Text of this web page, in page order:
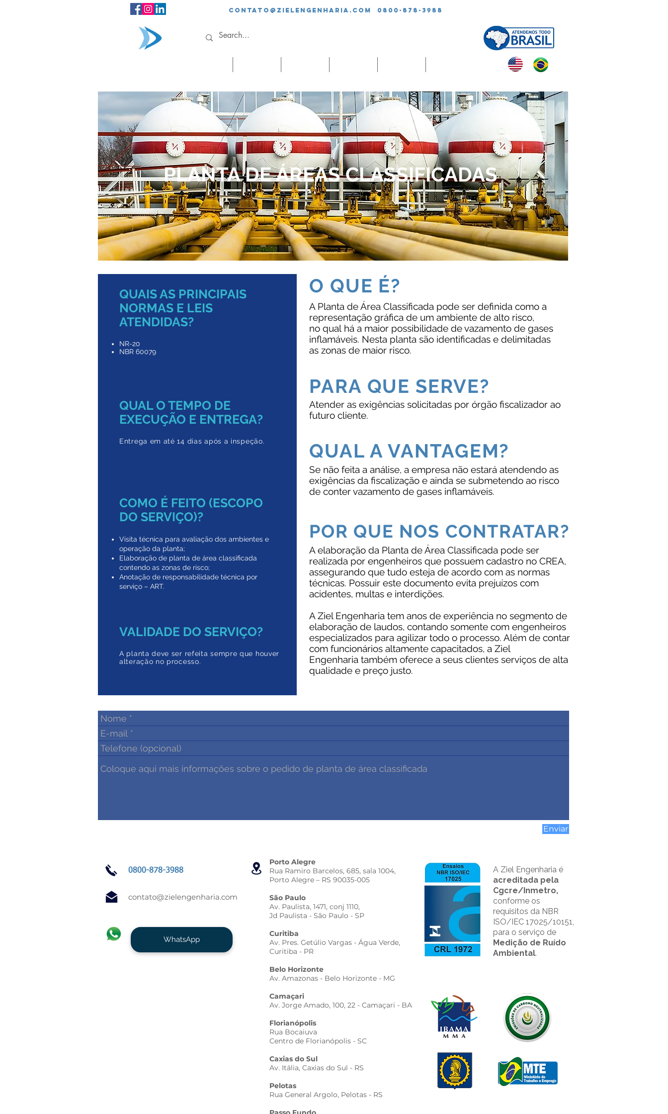
contato@zielengenharia.com 0800-878-3988
PLANTA DE ÁREAS CLASSIFICADAS
QUAIS AS PRINCIPAIS
NORMAS E LEIS
ATENDIDAS?
NR-20
NBR 60079
QUAL O TEMPO DE
EXECUÇÃO E ENTREGA?
Entrega em até 14 dias após a inspeção.
COMO É FEITO (ESCOPO
DO SERVIÇO)?
Visita técnica para avaliação dos ambientes e
operação da planta;
Elaboração de planta de área classificada
contendo as zonas de risco;
Anotação de responsabilidade técnica por
serviço – ART.
VALIDADE DO SERVIÇO?
A planta deve ser refeita sempre que houver
alteração no processo.
O QUE É?
A Planta de Área Classificada pode ser definida como a
representação gráfica de um ambiente de alto risco,
no qual há a maior possibilidade de vazamento de gases
inflamáveis. Nesta planta são identificadas e delimitadas
as zonas de maior risco.
PARA QUE SERVE?
QUAL A VANTAGEM?
Atender as exigências solicitadas por órgão fiscalizador ao
futuro cliente.
Se não feita a análise, a empresa não estará atendendo as
exigências da fiscalização e ainda se submetendo ao risco
de conter vazamento de gases inflamáveis.
POR QUE NOS CONTRATAR?
A elaboração da Planta de Área Classificada pode ser
realizada por engenheiros que possuem cadastro no CREA,
assegurando que tudo esteja de acordo com as normas
técnicas. Possuir este documento evita prejuízos com
acidentes, multas e interdições.
A Ziel Engenharia tem anos de experiência no segmento de
elaboração de laudos, contando somente com engenheiros
especializados para agilizar todo o processo. Além de contar
com funcionários altamente capacitados, a Ziel
Engenharia também oferece a seus clientes serviços de alta
qualidade e preço justo.
Enviar
0800-878-3988
contato@zielengenharia.com
WhatsApp
A Ziel Engenharia é
acreditada pela
Cgcre/Inmetro,
conforme os
requisitos da NBR
ISO/IEC 17025/10151,
para o serviço de
Medição de Ruído
Ambiental.
Porto Alegre
Rua Ramiro Barcelos, 685, sala 1004,
Porto Alegre – RS 90035-005
São Paulo
Av. Paulista, 1471, conj 1110,
Jd Paulista - São Paulo - SP
Curitiba
Av. Pres. Getúlio Vargas - Água Verde,
Curitiba - PR
Belo Horizonte
Av. Amazonas - Belo Horizonte - MG
Camaçari
Av. Jorge Amado, 100, 22 - Camaçari - BA
Florianópolis
Rua Bocaiuva
Centro de Florianópolis - SC
Caxias do Sul
Av. Itália, Caxias do Sul - RS
Pelotas
Rua General Argolo, Pelotas - RS